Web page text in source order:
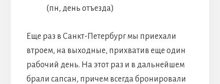
(пн, день отъезда)
Еще раз в Санкт-Петербург мы приехали
втроем, на выходные, прихватив еще один
рабочий день. На этот раз и в дальнейшем
брали сапсан, причем всегда бронировали